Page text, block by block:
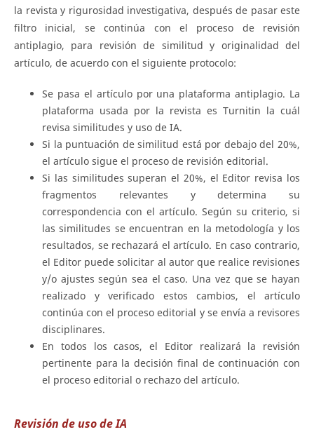
la revista y rigurosidad investigativa, después de pasar este
filtro inicial, se continúa con el proceso de revisión
antiplagio, para revisión de similitud y originalidad del
artículo, de acuerdo con el siguiente protocolo:
Se pasa el artículo por una plataforma antiplagio. La
plataforma usada por la revista es Turnitin la cuál
revisa similitudes y uso de IA.
Si la puntuación de similitud está por debajo del 20%,
el artículo sigue el proceso de revisión editorial.
Si las similitudes superan el 20%, el Editor revisa los
fragmentos relevantes y determina su
correspondencia con el artículo. Según su criterio, si
las similitudes se encuentran en la metodología y los
resultados, se rechazará el artículo. En caso contrario,
el Editor puede solicitar al autor que realice revisiones
y/o ajustes según sea el caso. Una vez que se hayan
realizado y verificado estos cambios, el artículo
continúa con el proceso editorial y se envía a revisores
disciplinares.
En todos los casos, el Editor realizará la revisión
pertinente para la decisión final de continuación con
el proceso editorial o rechazo del artículo.
Revisión de uso de IA